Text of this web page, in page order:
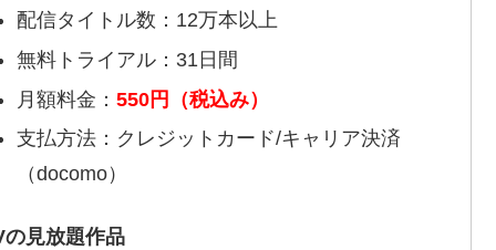
配信タイトル数：12万本以上
無料トライアル：31日間
月額料金： 550円（税込み）
支払方法：クレジットカード/キャリア決済
（docomo）
の見放題作品